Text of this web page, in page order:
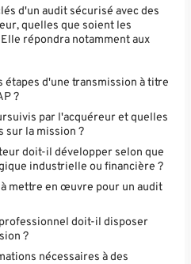
d'un audit sécurisé avec des
quelles que soient les
répondra notamment aux
d'une transmission à titre
?
par l'acquéreur et quelles
sur la mission ?
doit-il développer selon que
industrielle ou financière ?
mettre en œuvre pour un audit
doit-il disposer
?
nécessaires à des